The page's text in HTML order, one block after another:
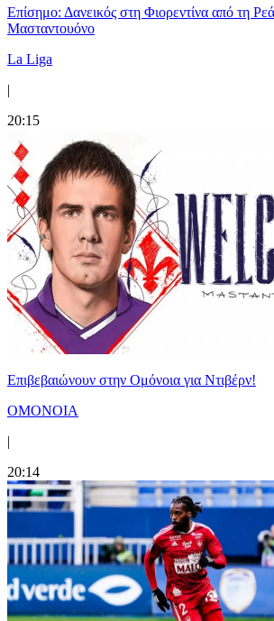
Επίσημο: Δανεικός στη Φιορεντίνα από τη
Μασταντουόνο
La Liga
|
20:15
Επιβεβαιώνουν στην Ομόνοια για Ντιβέρν!
ΟΜΟΝΟΙΑ
|
20:14